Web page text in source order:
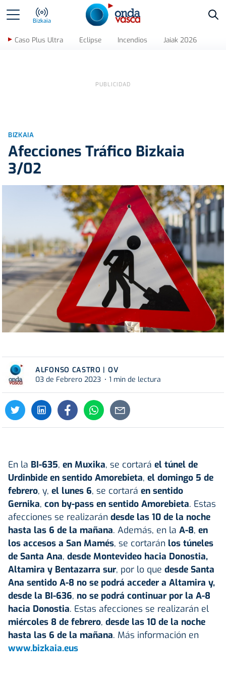
Bizkaia
Caso Plus Ultra Eclipse Incendios Jaiak 2026
BIZKAIA
Afecciones Tráfico Bizkaia
3/02
ALFONSO CASTRO | OV
03 de Febrero 2023
1 min de lectura
En la BI-635, en Muxika, se cortará el túnel de
Urdinbide en sentido Amorebieta, el domingo 5 de
febrero, y, el lunes 6, se cortará en sentido
Gernika, con by-pass en sentido Amorebieta. Estas
afecciones se realizarán desde las 10 de la noche
hasta las 6 de la mañana. Además, en la A-8, en
los accesos a San Mamés, se cortarán los túneles
de Santa Ana, desde Montevideo hacia Donostia,
Altamira y Bentazarra sur, por lo que desde Santa
Ana sentido A-8 no se podrá acceder a Altamira y,
desde la BI-636, no se podrá continuar por la A-8
hacia Donostia. Estas afecciones se realizarán el
miércoles 8 de febrero, desde las 10 de la noche
hasta las 6 de la mañana. Más información en
www.bizkaia.eus